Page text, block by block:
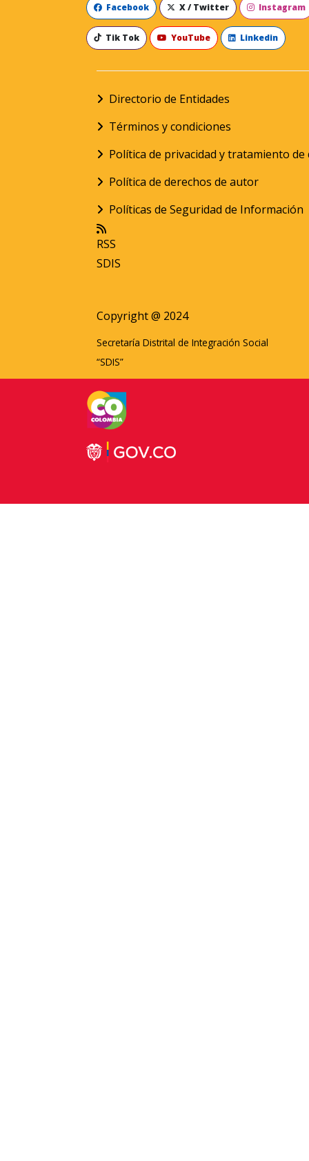
Facebook X / Twitter Instagram
Tik Tok YouTube Linkedin
Directorio de Entidades
Términos y condiciones
Política de privacidad y tratamiento
Política de derechos de autor
Políticas de Seguridad de Información
RSS
SDIS
Copyright @ 2024
Secretaría Distrital de Integración Social
“SDIS”